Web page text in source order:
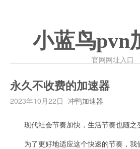
小蓝鸟pvn
官网网址入口
永久不收费的加速器
2023年10月22日 冲鸭加速器
现代社会节奏加快，生活节奏也随之
为了更好地适应这个快速的节奏，我